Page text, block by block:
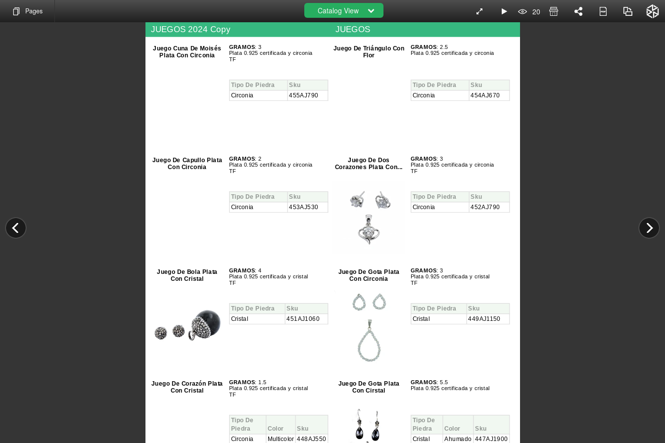
Juego Cuna De Moisés
Plata Con Circonia
GRAMOS: 3
Plata 0.925 certificada y circonia
TF
Tipo De Piedra
Sku
Circonia
455AJ790
Juego De Triángulo Con
Flor
GRAMOS: 2.5
Plata 0.925 certificada y circonia
Tipo De Piedra
Sku
Circonia
454AJ670
Juego De Capullo Plata
Con Circonia
GRAMOS: 2
Plata 0.925 certificada y circonia
TF
Tipo De Piedra Sku
Circonia 453AJ530
Juego De Dos
Corazones Plata Con...
GRAMOS: 3
Plata 0.925 certificada y circonia
TF
Tipo De Piedra Sku
Circonia 452AJ790
Juego De Bola Plata
Con Cristal
GRAMOS: 4
Plata 0.925 certificada y cristal
TF
Tipo De Piedra Sku
Cristal 451AJ1060
Juego De Gota Plata
Con Circonia
GRAMOS: 3
Plata 0.925 certificada y cristal
TF
Tipo De Piedra Sku
Cristal 449AJ1150
Juego De Corazón Plata
Con Cristal
GRAMOS: 1.5
Plata 0.925 certificada y cristal
TF
Tipo De
Piedra
Color Sku
Circonia Multicolor 448AJ550
Juego De Gota Plata
Con Cirstal
GRAMOS: 5.5
Plata 0.925 certificada y cristal
Tipo De
Piedra
Color Sku
Cristal Ahumado 447AJ1900
JUEGOS 2024 Copy JUEGOS
Pages Catalog View 20